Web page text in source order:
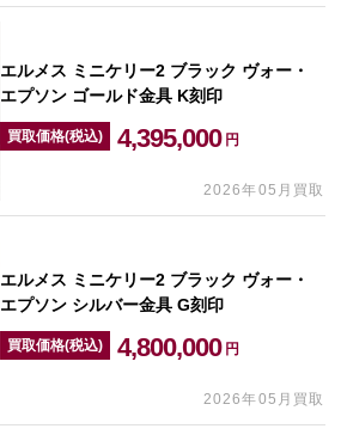
エルメス ミニケリー2 ブラック ヴォー・
エプソン ゴールド金具 K刻印
買取価格(税込) 4,395,000 円
2026年05月買取
エルメス ミニケリー2 ブラック ヴォー・
エプソン シルバー金具 G刻印
買取価格(税込) 4,800,000 円
2026年05月買取